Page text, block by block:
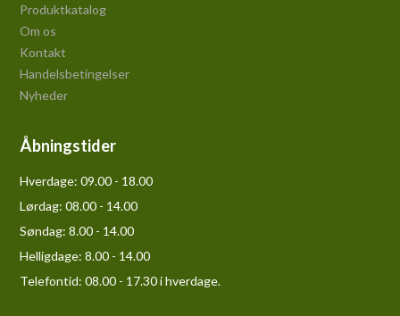
Produktkatalog
Om os
Kontakt
Handelsbetingelser
Nyheder
Åbningstider
Hverdage: 09.00 - 18.00
Lørdag: 08.00 - 14.00
Søndag: 8.00 - 14.00
Helligdage: 8.00 - 14.00
Telefontid: 08.00 - 17.30 i hverdage.